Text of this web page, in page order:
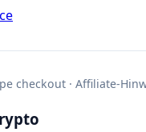
checkout · Affiliate-